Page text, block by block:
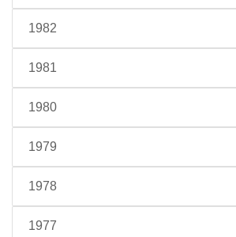
1982
1981
1980
1979
1978
1977